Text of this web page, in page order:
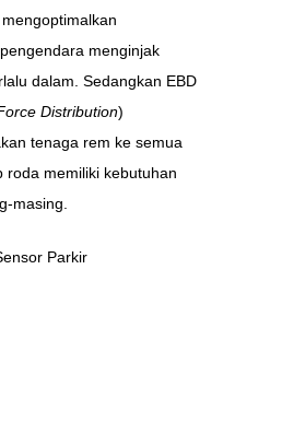
menginjak
dalam. Sedangkan EBD
Distribution)
tenaga rem ke semua
roda memiliki kebutuhan
masing.
Parkir